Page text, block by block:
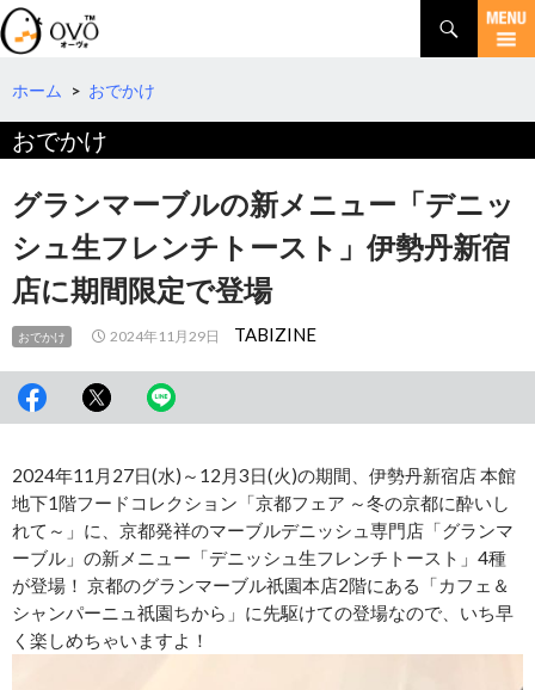
検
索
コ
テ
ツ
へ
動
ホーム > おでかけ
おでかけ
グランマーブルの新メニュー「デニッ
シュ生フレンチトースト」伊勢丹新宿
店に期間限定で登場
おでかけ 2024年11月29日 TABIZINE
2024年11月27日(水)～12月3日(火)の期間、伊勢丹新宿店 本館
地下1階フードコレクション「京都フェア ～冬の京都に酔いし
れて～」に、京都発祥のマーブルデニッシュ専門店「グランマ
ーブル」の新メニュー「デニッシュ生フレンチトースト」4種
が登場！ 京都のグランマーブル祇園本店2階にある「カフェ＆
シャンパーニュ祇園ちから」に先駆けての登場なので、いち早
く楽しめちゃいますよ！